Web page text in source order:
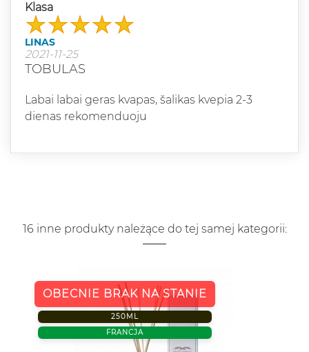
Klasa
LINAS
2021-11-25
TOBULAS
Labai labai geras kvapas, šalikas kvepia 2-3
dienas rekomenduoju
16 inne produkty należące do tej samej kategorii:
OBECNIE BRAK NA STANIE
250ML
FRANCJA